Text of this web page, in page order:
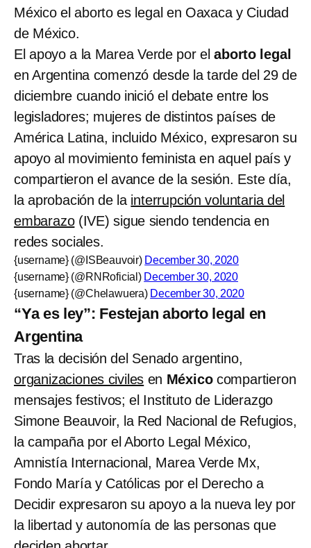
México el aborto es legal en Oaxaca y Ciudad
de México.
El apoyo a la Marea Verde por elaborto legal
en Argentina comenzó desde la tarde del 29 de
diciembre cuando inició el debate entre los
legisladores; mujeres de distintos países de
América Latina, incluido México, expresaron su
apoyo al movimiento feminista en aquel país y
compartieron el avance de la sesión. Este día,
la aprobación de la interrupción voluntaria del
embarazo(IVE) sigue siendo tendencia en
redes sociales.
{username} (@ISBeauvoir) December 30, 2020
{username} (@RNRoficial) December 30, 2020
{username} (@Chelawuera) December 30, 2020
“Ya es ley”: Festejan aborto legal en
Argentina
Tras la decisión del Senado argentino,
organizaciones civiles en Méxicocompartieron
mensajes festivos; el Instituto de Liderazgo
Simone Beauvoir, la Red Nacional de Refugios,
la campaña por el Aborto Legal México,
Amnistía Internacional, Marea Verde Mx,
Fondo María y Católicas por el Derecho a
Decidir expresaron su apoyo a la nueva ley por
la libertad y autonomía de las personas que